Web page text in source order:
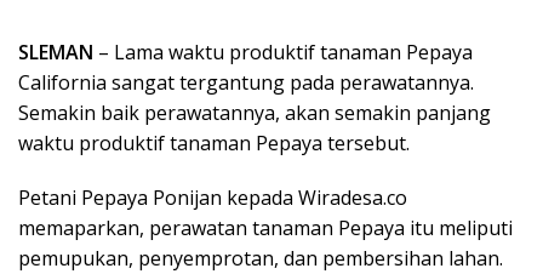
SLEMAN – Lama waktu produktif tanaman Pepaya
California sangat tergantung pada perawatannya.
Semakin baik perawatannya, akan semakin panjang
waktu produktif tanaman Pepaya tersebut.
Petani Pepaya Ponijan kepada Wiradesa.co
memaparkan, perawatan tanaman Pepaya itu meliputi
pemupukan, penyemprotan, dan pembersihan lahan.